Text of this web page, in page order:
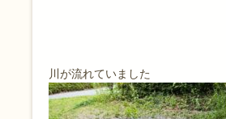
川が流れていました